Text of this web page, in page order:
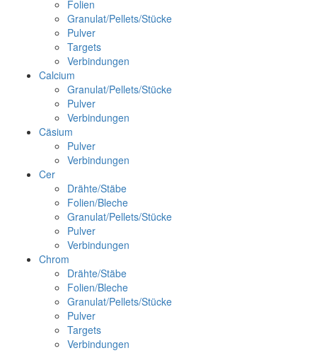
Folien
Granulat/Pellets/Stücke
Pulver
Targets
Verbindungen
Calcium
Granulat/Pellets/Stücke
Pulver
Verbindungen
Cäsium
Pulver
Verbindungen
Cer
Drähte/Stäbe
Folien/Bleche
Granulat/Pellets/Stücke
Pulver
Verbindungen
Chrom
Drähte/Stäbe
Folien/Bleche
Granulat/Pellets/Stücke
Pulver
Targets
Verbindungen